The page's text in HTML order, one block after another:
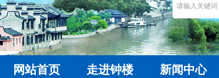
网站首页 走进钟楼 新闻中心